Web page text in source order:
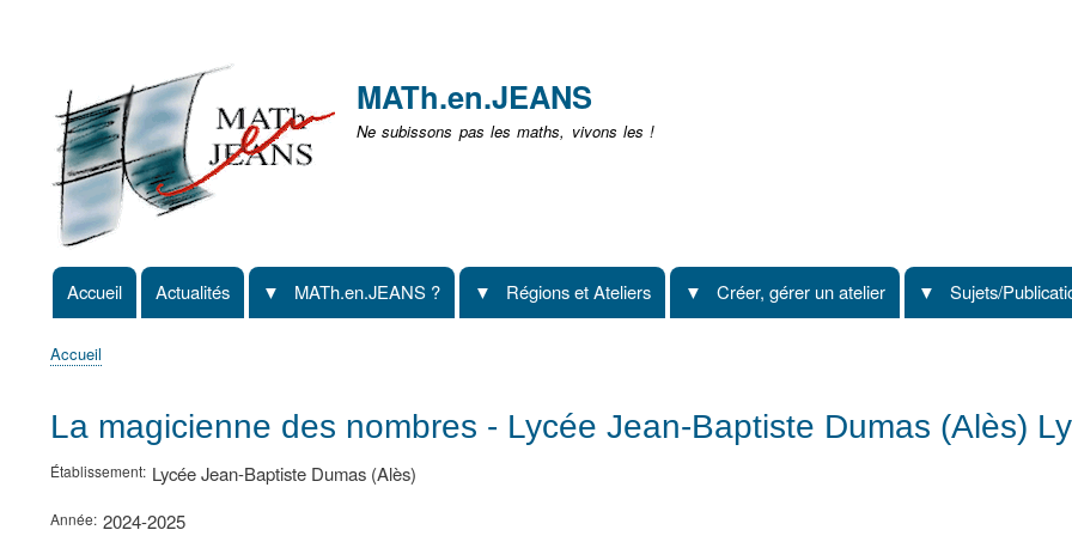
non
identifié
MATh.en.JEANS
Ne subissons pas les maths, vivons les !
Navigation
principale
Accueil Actualités MATh.en.JEANS ? Régions et Ateliers Créer, gérer un atelier Sujets/
d'Ariane
Accueil
La magicienne des nombres - Lycée Jean-Baptiste Dumas (Alès)
Établissement Lycée Jean-Baptiste Dumas (Alès)
Année 2024-2025